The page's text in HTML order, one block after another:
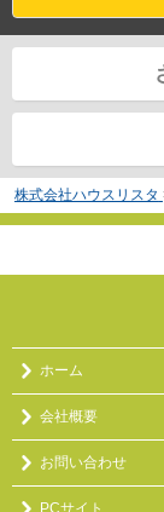
株式会社ハウスリスタ
ホーム
会社概要
お問い合わせ
PCサイト